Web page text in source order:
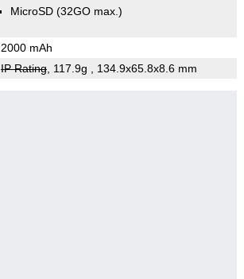
MicroSD (32GO max.)
2000 mAh
IP Rating, 117.9g , 134.9x65.8x8.6 mm